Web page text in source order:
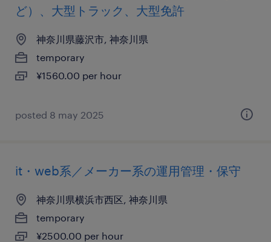
ど）、大型トラック、大型免許
神奈川県藤沢市, 神奈川県
temporary
¥1560.00 per hour
posted 8 may 2025
it・web系／メーカー系の運用管理・保守
神奈川県横浜市西区, 神奈川県
temporary
¥2500.00 per hour